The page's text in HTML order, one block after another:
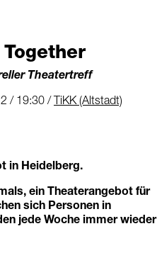
Theatertreff
/ 19:30 /TiKK (Altstadt)
in Heidelberg.
ein Theaterangebot für
sich Personen in
jede Woche immer wieder